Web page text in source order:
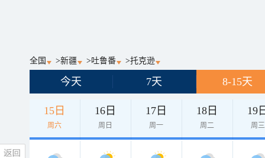
全国 >新疆 >吐鲁番 >托克逊
今天 7天 8-15天
15日
周六
16日
周日
17日
周一
18日
周二
19
周三